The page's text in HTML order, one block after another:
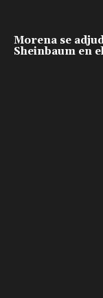
Morena se
Sheinbaum en